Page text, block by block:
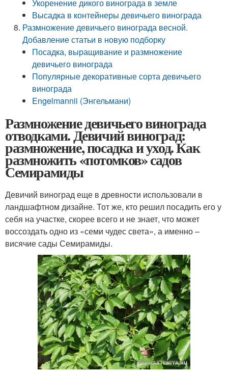
Укоренение дикого винограда в земле
Высадка в контейнеры девичьего винограда
Размножение девичьего винограда весной.
Добавление статьи в новую подборку
Посадка, выращивание и размножение
девичьего винограда
Популярные декоративные сорта девичьего
винограда
Engelmannii (Энгельмани)
Размножение девичьего винограда
отводками. Девичий виноград:
размножение, посадка и уход. Как
размножить «потомков» садов
Семирамиды
Девичий виноград еще в древности использовали в
ландшафтном дизайне. Тот же, кто решил посадить его у
себя на участке, скорее всего и не знает, что может
воссоздать одно из «семи чудес света», а именно –
висячие сады Семирамиды.